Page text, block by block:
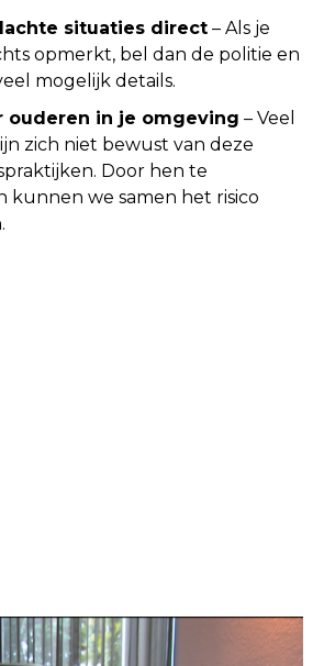
situaties direct– Als je
opmerkt, bel dan de politie en
mogelijk details.
ouderen in je omgeving – Veel
zich niet bewust van deze
Door hen te
kunnen we samen het risico